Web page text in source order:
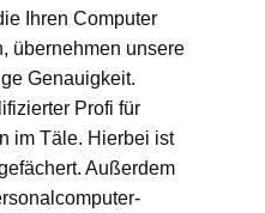
Ihren Computer
übernehmen unsere
Genauigkeit.
Profi für
im Täle. Hierbei ist
Außerdem